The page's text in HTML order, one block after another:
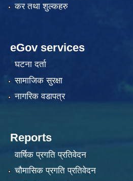
कर तथा शुल्कहरु
eGov services
घटना दर्ता
सामाजिक सुरक्षा
नागरिक वडापत्र
Reports
वार्षिक प्रगति प्रतिवेदन
चौमासिक प्रगति प्रतिवेदन